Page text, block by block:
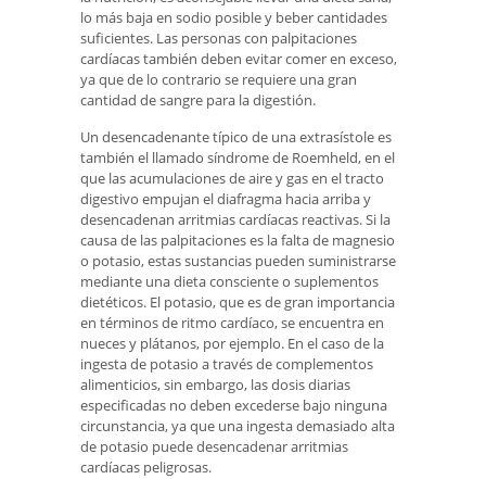
lo más baja en sodio posible y beber cantidades
suficientes. Las personas con palpitaciones
cardíacas también deben evitar comer en exceso,
ya que de lo contrario se requiere una gran
cantidad de sangre para la digestión.
Un desencadenante típico de una extrasístole es
también el llamado síndrome de Roemheld, en el
que las acumulaciones de aire y gas en el tracto
digestivo empujan el diafragma hacia arriba y
desencadenan arritmias cardíacas reactivas. Si la
causa de las palpitaciones es la falta de magnesio
o potasio, estas sustancias pueden suministrarse
mediante una dieta consciente o suplementos
dietéticos. El potasio, que es de gran importancia
en términos de ritmo cardíaco, se encuentra en
nueces y plátanos, por ejemplo. En el caso de la
ingesta de potasio a través de complementos
alimenticios, sin embargo, las dosis diarias
especificadas no deben excederse bajo ninguna
circunstancia, ya que una ingesta demasiado alta
de potasio puede desencadenar arritmias
cardíacas peligrosas.